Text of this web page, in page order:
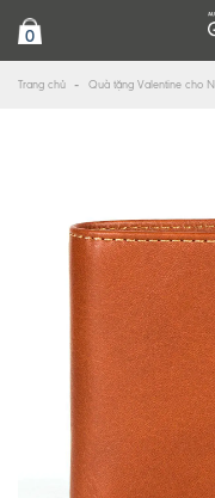
0
Trang chủ Quà tặng Valentine cho